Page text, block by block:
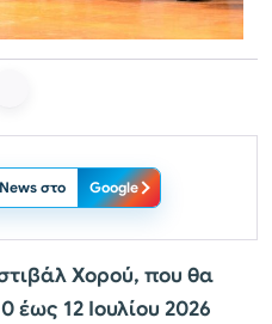
στο Google
Χορού, που θα
έως 12 Ιουλίου 2026